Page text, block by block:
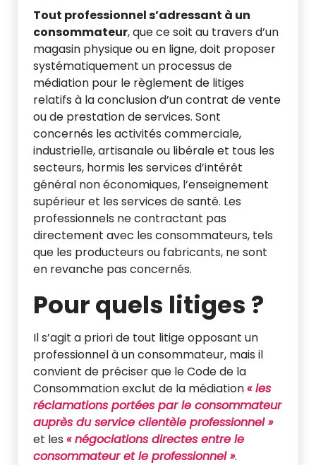
Tout professionnel s’adressant à un
consommateur, que ce soit au travers d’un
magasin physique ou en ligne, doit proposer
systématiquement un processus de
médiation pour le règlement de litiges
relatifs à la conclusion d’un contrat de vente
ou de prestation de services. Sont
concernés les activités commerciale,
industrielle, artisanale ou libérale et tous les
secteurs, hormis les services d’intérêt
général non économiques, l’enseignement
supérieur et les services de santé. Les
professionnels ne contractant pas
directement avec les consommateurs, tels
que les producteurs ou fabricants, ne sont
en revanche pas concernés.
Pour quels litiges ?
Il s’agit a priori de tout litige opposant un
professionnel à un consommateur, mais il
convient de préciser que le Code de la
Consommation exclut de la médiation« les
réclamations portées par le consommateur
auprès du service clientèle professionnel »
et les « négociations directes entre le
consommateur et le professionnel ».